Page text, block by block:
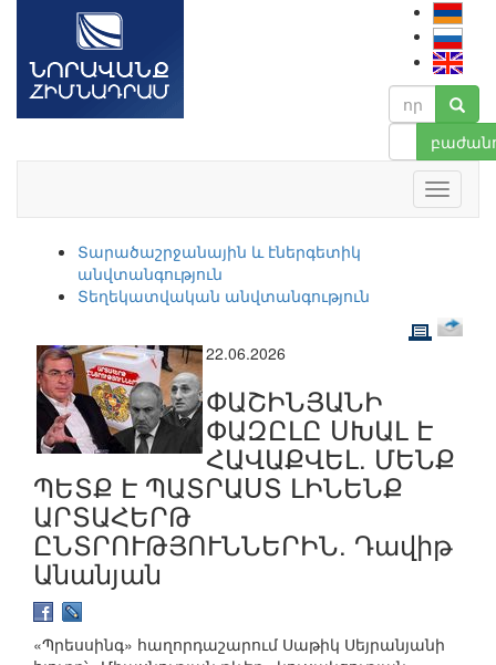
Տարածաշրջանային և էներգետիկ
անվտանգություն
Տեղեկատվական անվտանգություն
22.06.2026
ՓԱՇԻՆՅԱՆԻ
ՓԱԶԸԼԸ ՍԽԱԼ Է
ՀԱՎԱՔՎԵԼ. ՄԵՆՔ
ՊԵՏՔ Է ՊԱՏՐԱՍՏ ԼԻՆԵՆՔ
ԱՐՏԱՀԵՐԹ
ԸՆՏՐՈՒԹՅՈՒՆՆԵՐԻՆ. Դավիթ
Անանյան
«Պրեսսինգ» հաղորդաշարում Սաթիկ Սեյրանյանի